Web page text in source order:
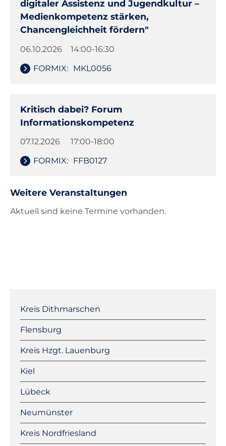
digitaler Assistenz und Jugendkultur –
Medienkompetenz stärken,
Chancengleichheit fördern"
06.10.2026
14:00-16:30
FORMIX: MKL0056
Kritisch dabei? Forum
Informationskompetenz
07.12.2026
17:00-18:00
FORMIX: FFB0127
Weitere Veranstaltungen
Aktuell sind keine Termine vorhanden.
überspringen
Kreis Dithmarschen
Flensburg
Kreis Hzgt. Lauenburg
Kiel
Lübeck
Neumünster
Kreis Nordfriesland